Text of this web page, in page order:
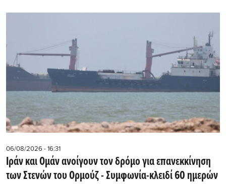
06/08/2026 - 16:31
Ιράν και Ομάν ανοίγουν τον δρόμο για επανεκκίνηση
των Στενών του Ορμούζ - Συμφωνία-κλειδί 60 ημερών